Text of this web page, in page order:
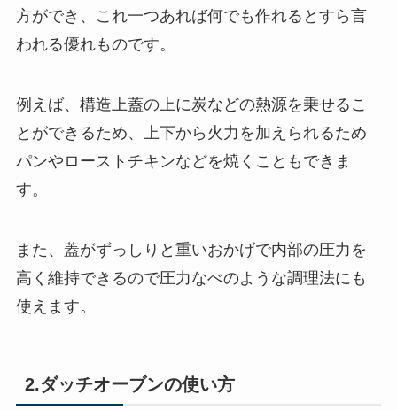
方ができ、これ一つあれば何でも作れるとすら言
われる優れものです。
例えば、構造上蓋の上に炭などの熱源を乗せるこ
とができるため、上下から火力を加えられるため
パンやローストチキンなどを焼くこともできま
す。
また、蓋がずっしりと重いおかげで内部の圧力を
高く維持できるので圧力なべのような調理法にも
使えます。
2.ダッチオーブンの使い方